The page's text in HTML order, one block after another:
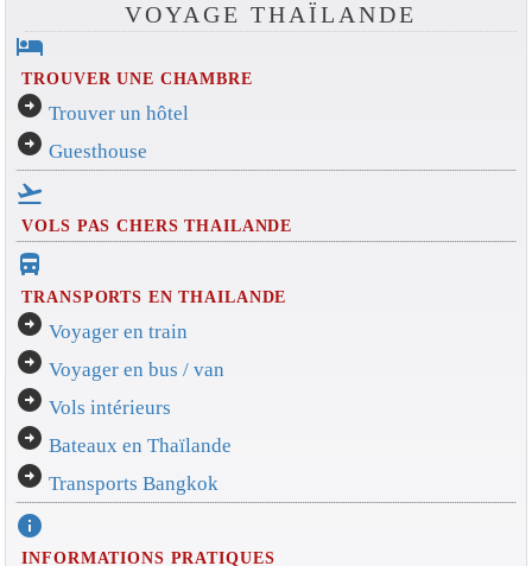
VOYAGE THAÏLANDE
hotel
TROUVER UNE CHAMBRE
arrow_circle_right Trouver un hôtel
arrow_circle_right Guesthouse
flight_takeoff
VOLS PAS CHERS THAILANDE
directions_bus_filled
TRANSPORTS EN THAILANDE
arrow_circle_right Voyager en train
arrow_circle_right Voyager en bus / van
arrow_circle_right Vols intérieurs
arrow_circle_right Bateaux en Thaïlande
arrow_circle_right Transports Bangkok
info
INFORMATIONS PRATIQUES